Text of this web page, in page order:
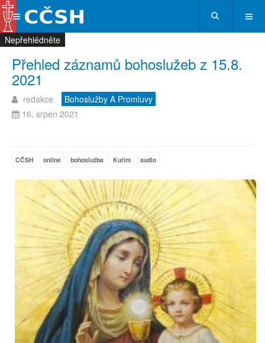
Přehled záznamů bohoslužeb z 15.8.
2021
redakce
Bohoslužby A Promluvy
16. srpen 2021
CČSH online bohoslužba Kuřim audio
Nepřehlédněte
Nepřehlédněte
Nepřehlédněte
Nepřehlédněte